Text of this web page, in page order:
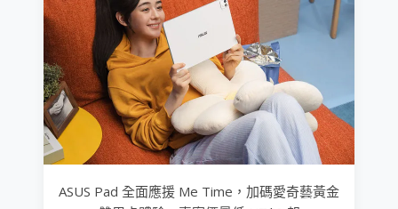
ASUS Pad 全面應援 Me Time，加碼愛奇藝黃金